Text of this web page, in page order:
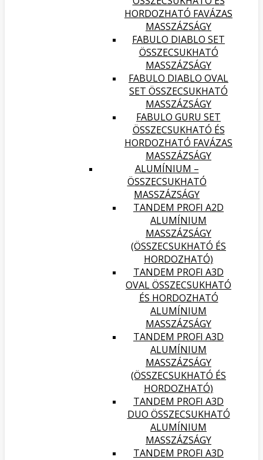
HORDOZHATÓ FAVÁZAS
MASSZÁZSÁGY
FABULO DIABLO SET
ÖSSZECSUKHATÓ
MASSZÁZSÁGY
FABULO DIABLO OVAL
SET ÖSSZECSUKHATÓ
MASSZÁZSÁGY
FABULO GURU SET
ÖSSZECSUKHATÓ ÉS
HORDOZHATÓ FAVÁZAS
MASSZÁZSÁGY
ALUMÍNIUM –
ÖSSZECSUKHATÓ
MASSZÁZSÁGY
TANDEM PROFI A2D
ALUMÍNIUM
MASSZÁZSÁGY
(ÖSSZECSUKHATÓ ÉS
HORDOZHATÓ)
TANDEM PROFI A3D
OVAL ÖSSZECSUKHATÓ
ÉS HORDOZHATÓ
ALUMÍNIUM
MASSZÁZSÁGY
TANDEM PROFI A3D
ALUMÍNIUM
MASSZÁZSÁGY
(ÖSSZECSUKHATÓ ÉS
HORDOZHATÓ)
TANDEM PROFI A3D
DUO ÖSSZECSUKHATÓ
ALUMÍNIUM
MASSZÁZSÁGY
TANDEM PROFI A3D